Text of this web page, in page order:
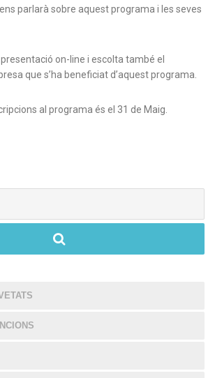
ens parlarà sobre aquest programa i les seves
on-line i escolta també el
que s’ha beneficiat d’aquest programa.
al programa és el 31 de Maig.